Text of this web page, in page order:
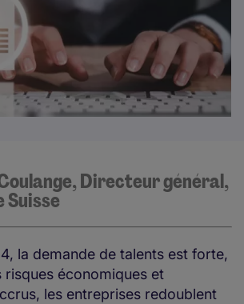
Directeur général,
Suisse
la demande de talents est forte,
risques économiques et
les entreprises redoublent